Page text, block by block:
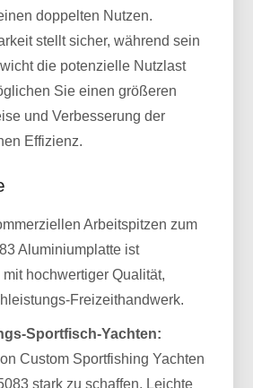
doppelten Nutzen.
stellt sicher, während sein
die potenzielle Nutzlast
Sie einen größeren
und Verbesserung der
Effizienz.
Arbeitspitzen zum
Aluminiumplatte ist
hochwertiger Qualität,
Freizeithandwerk.
Sportfisch-Yachten:
Custom Sportfishing Yachten
stark zu schaffen, Leichte